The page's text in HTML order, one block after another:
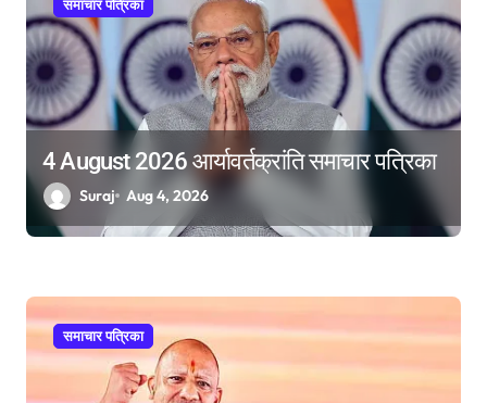
समाचार पत्रिका
4 August 2026 आर्यावर्तक्रांति समाचार पत्रिका
Suraj Aug 4, 2026
समाचार पत्रिका